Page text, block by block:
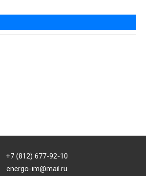
+7 (812) 677-92-10
energo-im@mail.ru